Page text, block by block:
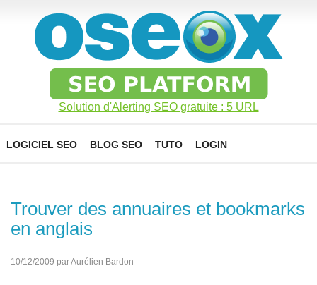
Solution d'Alerting SEO gratuite : 5 URL
LOGICIEL SEO BLOG SEO TUTO LOGIN
Trouver des annuaires et bookmarks
en anglais
10/12/2009 par Aurélien Bardon